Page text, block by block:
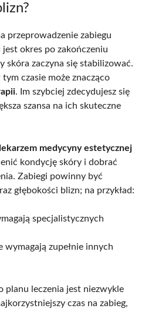
przeprowadzenie zabiegu
okres po zakończeniu
skóra zaczyna się stabilizować.
czasie może znacząco
. Im szybciej zdecydujesz się
szansa na ich skuteczne
lekarzem medycyny estetycznej
kondycję skóry i dobrać
Zabiegi powinny być
głębokości blizn; na przykład:
specjalistycznych
zupełnie innych
planu leczenia jest niezwykle
czas na zabieg,